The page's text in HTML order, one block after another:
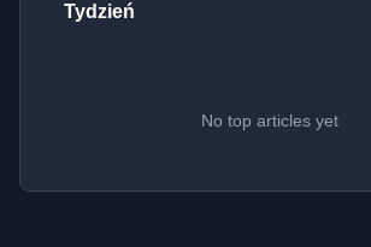
Tydzień
No top articles yet